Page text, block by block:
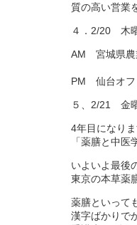
質の高い営業
４．2/20 木
AM 宮城県農
PM 仙台オフ
５、2/21 金
4年目になりま
「薬膳と中医
いよいよ最後
東京の本草薬
薬膳といって
漢字ばかりで